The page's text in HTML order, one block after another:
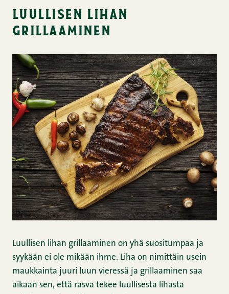
luullisen lihan
grillaaminen
Luullisen lihan grillaaminen on yhä suositumpaa ja
syykään ei ole mikään ihme. Liha on nimittäin usein
maukkainta juuri luun vieressä ja grillaaminen saa
aikaan sen, että rasva tekee luullisesta lihasta